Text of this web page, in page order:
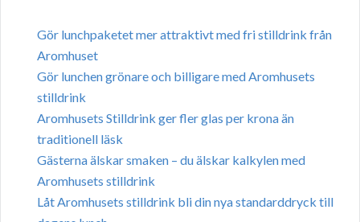
Gör lunchpaketet mer attraktivt med fri stilldrink från
Aromhuset
Gör lunchen grönare och billigare med Aromhusets
stilldrink
Aromhusets Stilldrink ger fler glas per krona än
traditionell läsk
Gästerna älskar smaken – du älskar kalkylen med
Aromhusets stilldrink
Låt Aromhusets stilldrink bli din nya standarddryck till